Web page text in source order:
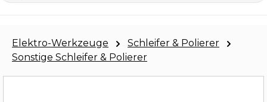
Elektro-Werkzeuge
Schleifer & Polierer
Sonstige Schleifer & Polierer